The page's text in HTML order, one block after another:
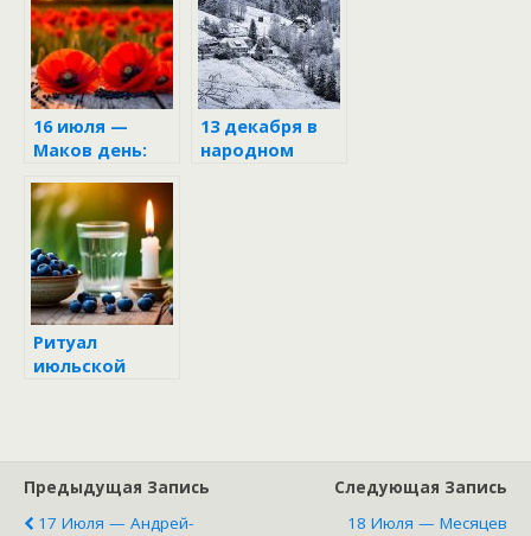
16 июля —
Маков день:
крошечные
зёрнышки
становятся
мощными
оберегами
13 декабря в
народном
Ритуал
июльской
Предыдущая Запись
17 Июля — Андрей-
Следующая Запись
18 Июля — Месяцев